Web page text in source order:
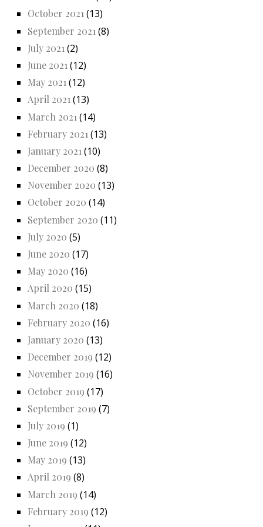
October 2021(13)
September 2021 (8)
July 2021 (2)
June 2021 (12)
May 2021 (12)
April 2021(13)
March 2021 (14)
February 2021 (13)
January 2021 (10)
December 2020 (8)
November 2020 (13)
October 2020 (14)
September 2020 (11)
July 2020 (5)
June 2020 (17)
May 2020 (16)
April 2020 (15)
March 2020 (18)
February 2020 (16)
January 2020 (13)
December 2019 (12)
November 2019 (16)
October 2019 (17)
September 2019 (7)
July 2019 (1)
June 2019 (12)
May 2019 (13)
April 2019 (8)
March 2019 (14)
February 2019 (12)